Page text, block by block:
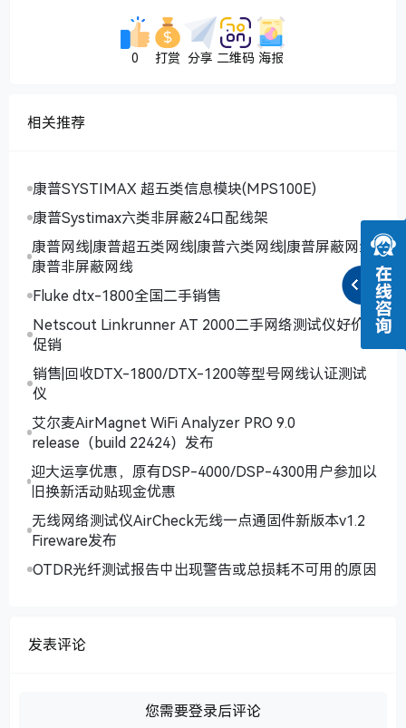
0 打赏 分享 二维码 海报
相关推荐
康普SYSTIMAX 超五类信息模块(MPS100E)
康普Systimax六类非屏蔽24口配线架
康普网线|康普超五类网线|康普六类网线|康普屏蔽网线|
康普非屏蔽网线
Fluke dtx-1800全国二手销售
Netscout Linkrunner AT 2000二手网络测试仪好价
促销
销售|回收DTX-1800/DTX-1200等型号网线认证测试
仪
艾尔麦AirMagnet WiFi Analyzer PRO 9.0
release（build 22424）发布
迎大运享优惠，原有DSP-4000/DSP-4300用户参加以
旧换新活动贴现金优惠
无线网络测试仪AirCheck无线一点通固件新版本v1.2
Fireware发布
OTDR光纤测试报告中出现警告或总损耗不可用的原因
发表评论
您需要登录后评论